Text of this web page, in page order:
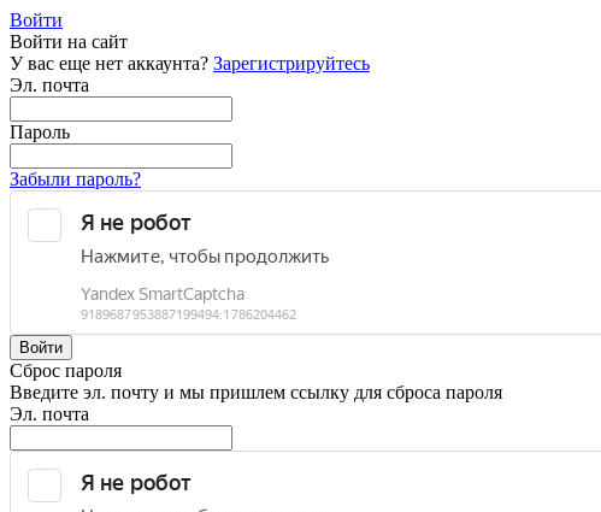
Войти
Войти на сайт
У вас еще нет аккаунта? Зарегистрируйтесь
Эл. почта
Пароль
Забыли пароль?
Войти
Сброс пароля
Введите эл. почту и мы пришлем ссылку для сброса пароля
Эл. почта